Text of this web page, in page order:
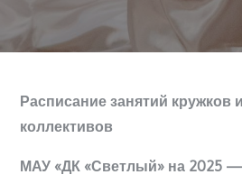
Расписание занятий кружков
коллективов
МАУ «ДК «Светлый» на 2025 —